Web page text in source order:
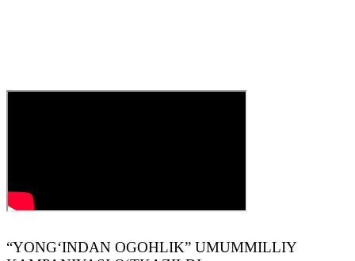
“YONG‘INDAN OGOHLIK” UMUMMILLIY